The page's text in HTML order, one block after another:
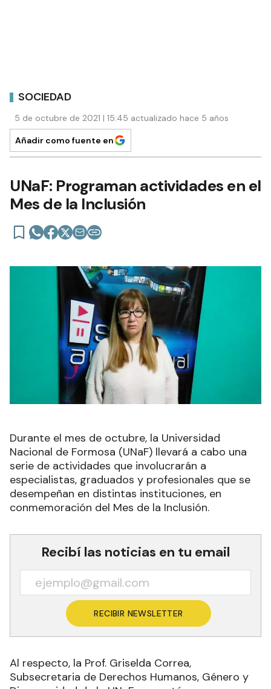
SOCIEDAD
5 de octubre de 2021 | 15:45 actualizado hace 5 años
Añadir como fuente en
UNaF: Programan actividades en el
Mes de la Inclusión
Durante el mes de octubre, la Universidad
Nacional de Formosa (UNaF) llevará a cabo una
serie de actividades que involucrarán a
especialistas, graduados y profesionales que se
desempeñan en distintas instituciones, en
conmemoración del Mes de la Inclusión.
Recibí las noticias en tu email
RECIBIR NEWSLETTER
Al respecto, la Prof. Griselda Correa,
Subsecretaria de Derechos Humanos, Género y